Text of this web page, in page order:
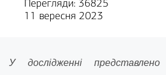
Перегляди: 36825
11 вересня 2023
У дослідженні